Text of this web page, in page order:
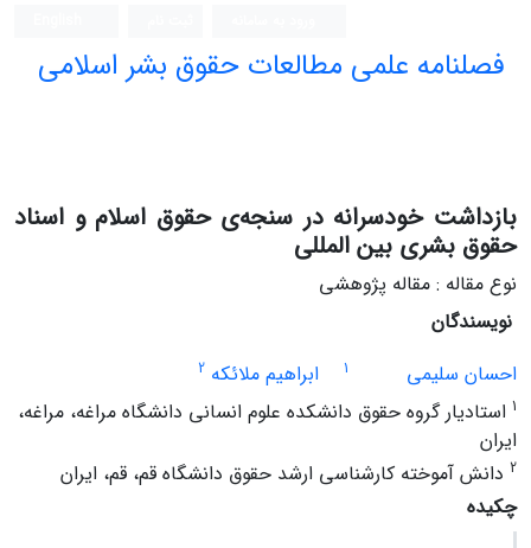
فصلنامه علمی مطالعات حقوق بشر اسلامی
بازداشت خودسرانه در سنجه‌ی حقوق اسلام و اسناد
حقوق بشری بین المللی
نوع مقاله : مقاله پژوهشی
نویسندگان
احسان سلیمی
1 ابراهیم ملائکه 2
1 استادیار گروه حقوق دانشکده علوم انسانی دانشگاه مراغه، مراغه،
ایران
2 دانش آموخته کارشناسی ارشد حقوق دانشگاه قم، قم، ایران
چکیده